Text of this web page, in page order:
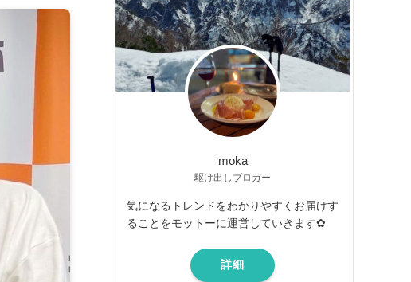
moka
駆け出しブロガー
気になるトレンドをわかりやすくお届けす
ることをモットーに運営していきます✿
詳細